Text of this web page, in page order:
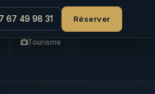
67 49 98 31 Réserver
Tourisme